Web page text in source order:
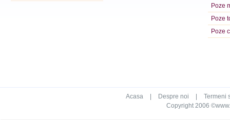
Poze
Poze
Poze
Acasa Despre noi
Termeni
Copyright 2006